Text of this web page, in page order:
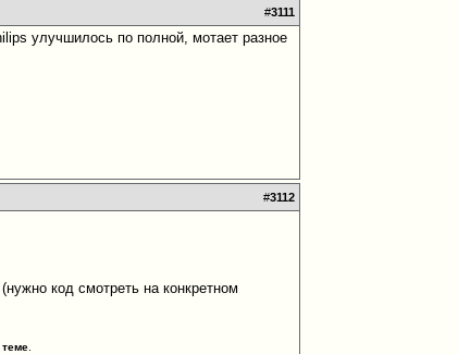
#3111
улучшилось по полной, мотает разное
#3112
код смотреть на конкретном
теме